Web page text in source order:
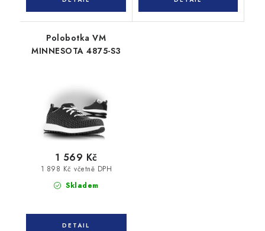
Polobotka VM
MINNESOTA 4875-S3
Skladem
1 898 Kč včetně DPH
1 569 Kč